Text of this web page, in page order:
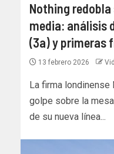
Nothing
media: análisis
(3a) y primeras
13 febrero 2026
La firma londinense
golpe sobre la
de su nueva línea...